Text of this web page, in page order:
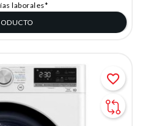
laborales*
favorite_border